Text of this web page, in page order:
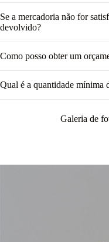
Se a mercadoria não for
devolvido?
Como posso obter um
Qual é a quantidade mínima
Galeria de